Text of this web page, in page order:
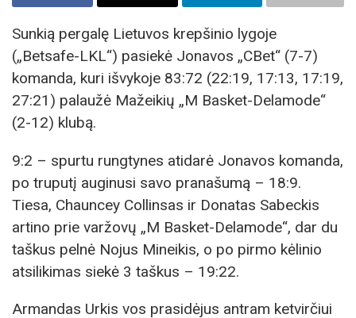
Sunkią pergalę Lietuvos krepšinio lygoje
(„Betsafe-LKL“) pasiekė Jonavos „CBet“ (7-7)
komanda, kuri išvykoje 83:72 (22:19, 17:13, 17:19,
27:21) palaužė Mažeikių „M Basket-Delamode“
(2-12) klubą.
9:2 – spurtu rungtynes atidarė Jonavos komanda,
po truputį auginusi savo pranašumą – 18:9.
Tiesa, Chauncey Collinsas ir Donatas Sabeckis
artino prie varžovų „M Basket-Delamode“, dar du
taškus pelnė Nojus Mineikis, o po pirmo kėlinio
atsilikimas siekė 3 taškus – 19:22.
Armandas Urkis vos prasidėjus antram ketvirčiui